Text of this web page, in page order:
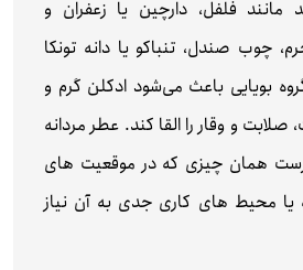
فلفل، دارچین یا زعفران و
چوب صندل، تنباکو یا دانه تونکا
بویایی باعث می‌شود ادکلن گرم و
و وقار را القا کند. عطر مردانه
همان چیزی که در موقعیت‌ های
یا محیط‌ های کاری جدی به آن نیاز